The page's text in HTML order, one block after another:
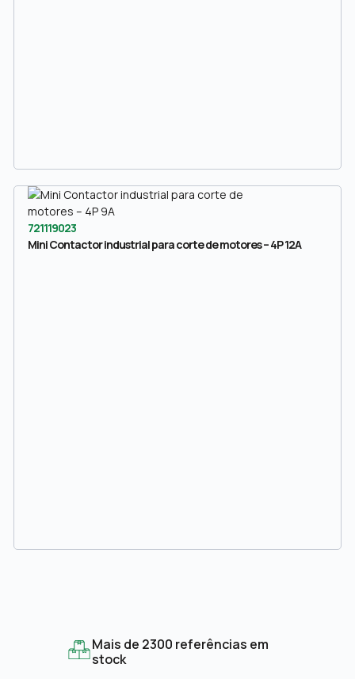
721119023
Mini Contactor industrial para corte de motores – 4P 12A
Mais de 2300 referências em
stock